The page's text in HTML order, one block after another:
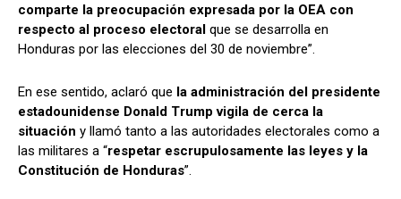
Comparta
Comparta
comparte la preocupación expresada por la OEA con
respecto al proceso electoral que se desarrolla en
Honduras por las elecciones del 30 de noviembre”.
En ese sentido, aclaró que la administración del presidente
estadounidense Donald Trump vigila de cerca la
situación y llamó tanto a las autoridades electorales como a
las militares a “respetar escrupulosamente las leyes y la
Constitución de Honduras”.